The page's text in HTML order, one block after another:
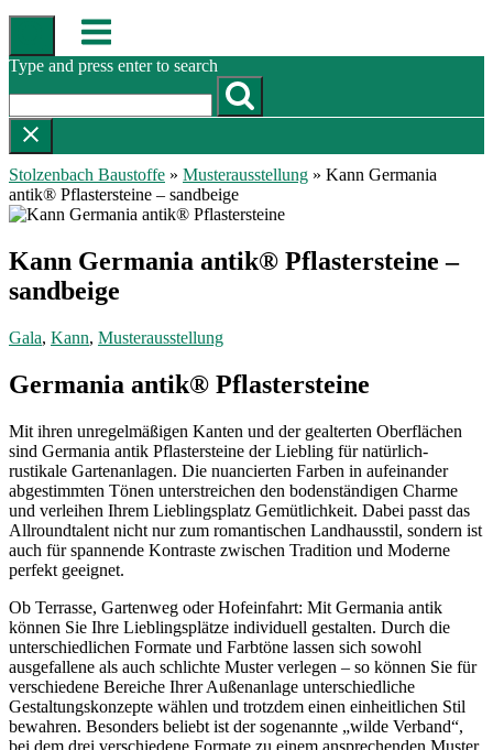
Skip
content
Menu
Type and press enter to search
Stolzenbach Baustoffe » Musterausstellung » Kann Germania
antik® Pflastersteine – sandbeige
Kann Germania antik® Pflastersteine –
sandbeige
Gala, Kann, Musterausstellung
Germania antik® Pflastersteine
Mit ihren unregelmäßigen Kanten und der gealterten Oberflächen
sind Germania antik Pflastersteine der Liebling für natürlich-
rustikale Gartenanlagen. Die nuancierten Farben in aufeinander
abgestimmten Tönen unterstreichen den bodenständigen Charme
und verleihen Ihrem Lieblingsplatz Gemütlichkeit. Dabei passt das
Allroundtalent nicht nur zum romantischen Landhausstil, sondern ist
auch für spannende Kontraste zwischen Tradition und Moderne
perfekt geeignet.
Ob Terrasse, Gartenweg oder Hofeinfahrt: Mit Germania antik
können Sie Ihre Lieblingsplätze individuell gestalten. Durch die
unterschiedlichen Formate und Farbtöne lassen sich sowohl
ausgefallene als auch schlichte Muster verlegen – so können Sie für
verschiedene Bereiche Ihrer Außenanlage unterschiedliche
Gestaltungskonzepte wählen und trotzdem einen einheitlichen Stil
bewahren. Besonders beliebt ist der sogenannte „wilde Verband“,
bei dem drei verschiedene Formate zu einem ansprechenden Muster